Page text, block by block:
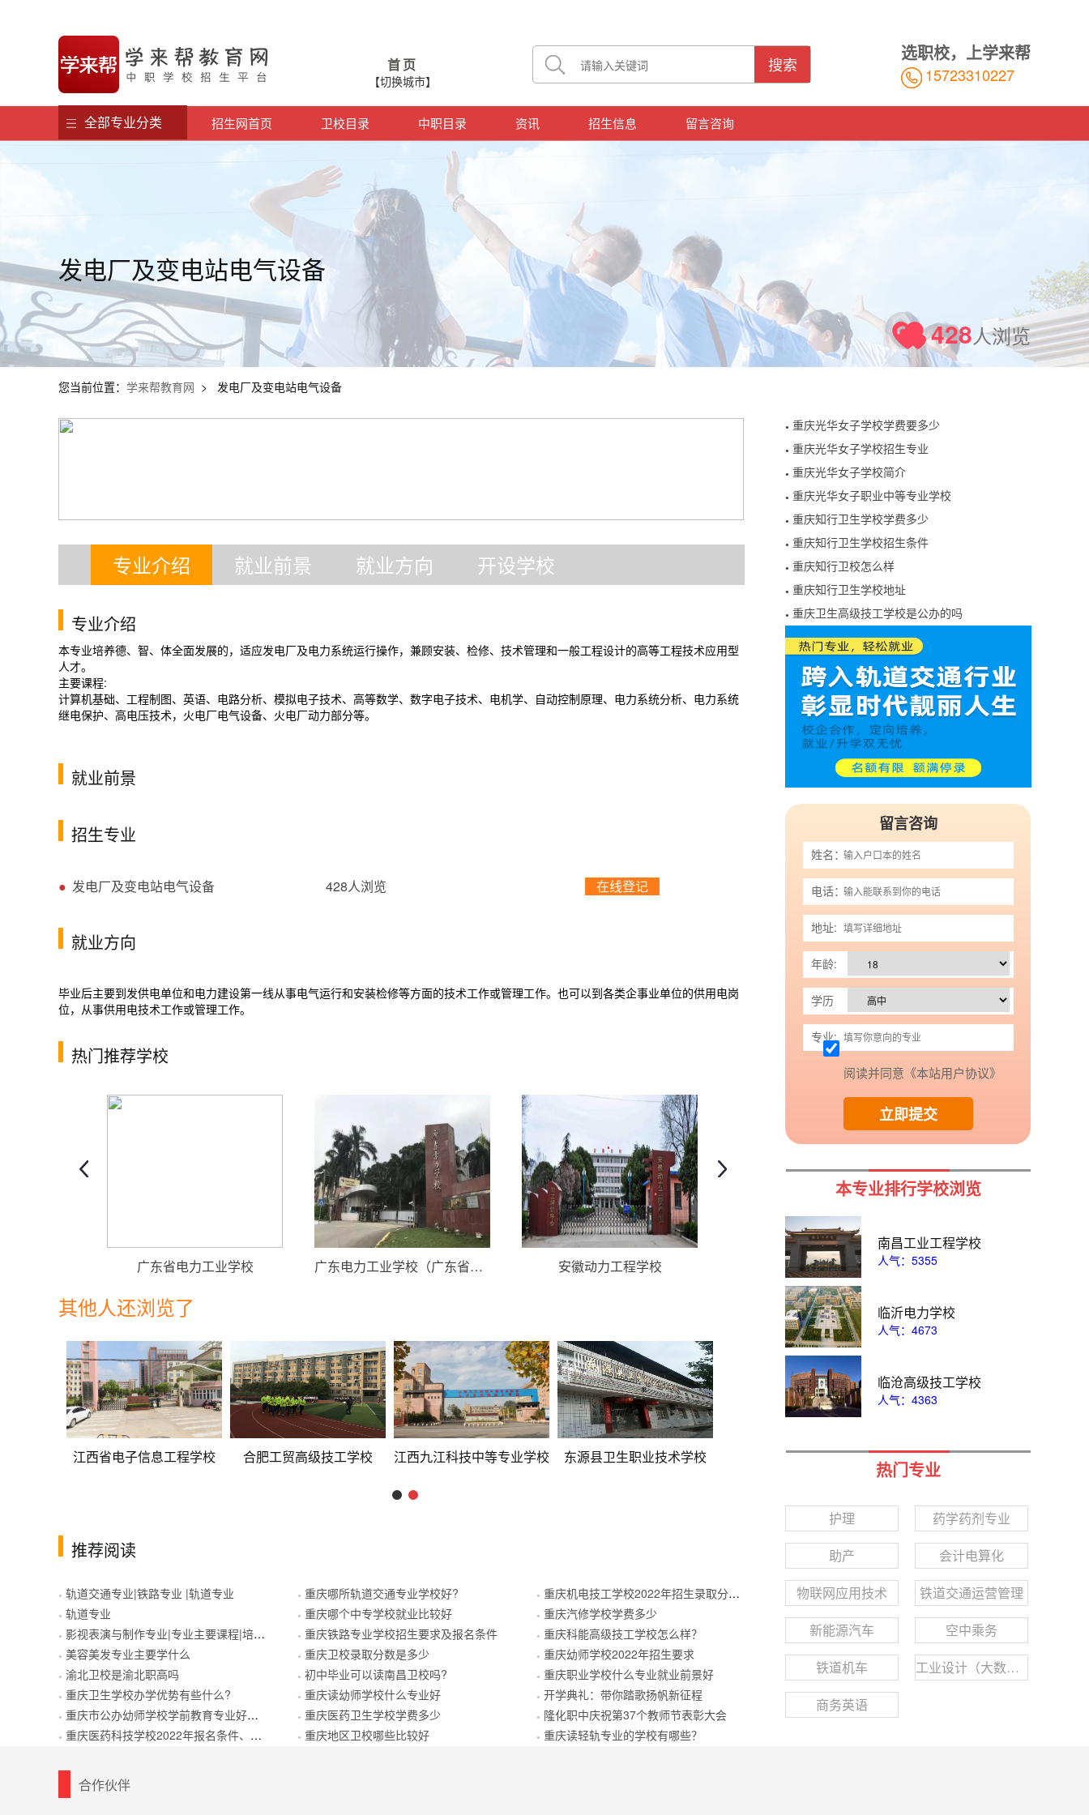
首页
【切换城市】
搜索
选职校，上学来帮
15723310227
招生网首页 卫校目录 中职目录 资讯 招生信息 留言咨询
全部专业分类
发电厂及变电站电气设备
428人浏览
您当前位置： 学来帮教育网 > 发电厂及变电站电气设备
专业介绍 就业前景 就业方向 开设学校
专业介绍
本专业培养德、智、体全面发展的，适应发电厂及电力系统运行操作，兼顾安装、检修、技术管理和一般工程设计的高等工程技术应用型
人才。
主要课程:
计算机基础、工程制图、英语、电路分析、模拟电子技术、高等数学、数字电子技术、电机学、自动控制原理、电力系统分析、电力系统
继电保护、高电压技术，火电厂电气设备、火电厂动力部分等。
就业前景
招生专业
● 发电厂及变电站电气设备 428人浏览 在线登记
就业方向
毕业后主要到发供电单位和电力建设第一线从事电气运行和安装检修等方面的技术工作或管理工作。也可以到各类企事业单位的供用电岗
位，从事供用电技术工作或管理工作。
热门推荐学校
广东省电力工业学校 广东电力工业学校（广东省电力技工学校） 安徽动力工程学校 渭南市西北理工职业学校
其他人还浏览了
合肥工贸高级技工学校 江西九江科技中等专业学校 东源县卫生职业技术学校 潍坊市工业学校 重庆光华女子职业中等专业学校 重庆市万州职业教育中心
推荐阅读
● 轨道交通专业|铁路专业 |轨道专业
● 轨道专业
● 影视表演与制作专业|专业主要课程|培养目标
● 美容美发专业主要学什么
● 渝北卫校是渝北职高吗
● 重庆卫生学校办学优势有些什么?
● 重庆市公办幼师学校学前教育专业好不好
● 重庆医药科技学校2022年报名条件、招生要求、招生对象
● 重庆哪所轨道交通专业学校好?
● 重庆哪个中专学校就业比较好
● 重庆铁路专业学校招生要求及报名条件
● 重庆卫校录取分数是多少
● 初中毕业可以读南昌卫校吗?
● 重庆读幼师学校什么专业好
● 重庆医药卫生学校学费多少
● 重庆地区卫校哪些比较好
● 重庆机电技工学校2022年招生录取分数线
● 重庆汽修学校学费多少
● 重庆科能高级技工学校怎么样？
● 重庆幼师学校2022年招生要求
● 重庆职业学校什么专业就业前景好
● 开学典礼：带你踏歌扬帆新征程
● 隆化职中庆祝第37个教师节表彰大会
● 重庆读轻轨专业的学校有哪些？
● 重庆光华女子学校学费要多少
● 重庆光华女子学校招生专业
● 重庆光华女子学校简介
● 重庆光华女子职业中等专业学校
● 重庆知行卫生学校学费多少
● 重庆知行卫生学校招生条件
● 重庆知行卫校怎么样
● 重庆知行卫生学校地址
● 重庆卫生高级技工学校是公办的吗
留言咨询
姓名：
电话：
地址:
年龄:
学历
专业:
阅读并同意《本站用户协议》
立即提交
本专业排行学校浏览
南昌工业工程学校
人气：5355
临沂电力学校
人气：4673
临沧高级技工学校
人气：4363
热门专业
护理
药学药剂专业
助产
会计电算化
物联网应用技术
铁道交通运营管理
新能源汽车
空中乘务
铁道机车
工业设计（大数据）
商务英语
合作伙伴